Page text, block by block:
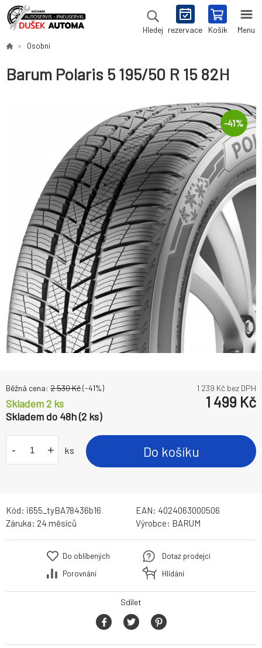
Hledej rezervace Košík Menu
Osobní
Barum Polaris 5 195/50 R 15 82H
-41%
Běžná cena: 2 530Kč(-41%) 1 239 Kč bez DPH
Skladem 2 ks
Skladem do 48h (2 ks)
1 499 Kč
- + ks Do košíku
Kód: i655_tyBA78436b16 EAN: 4024063000506
Záruka: 24 měsíců Výrobce: BARUM
Do oblíbených
Porovnání
Dotaz prodejci
Hlídání
Sdílet